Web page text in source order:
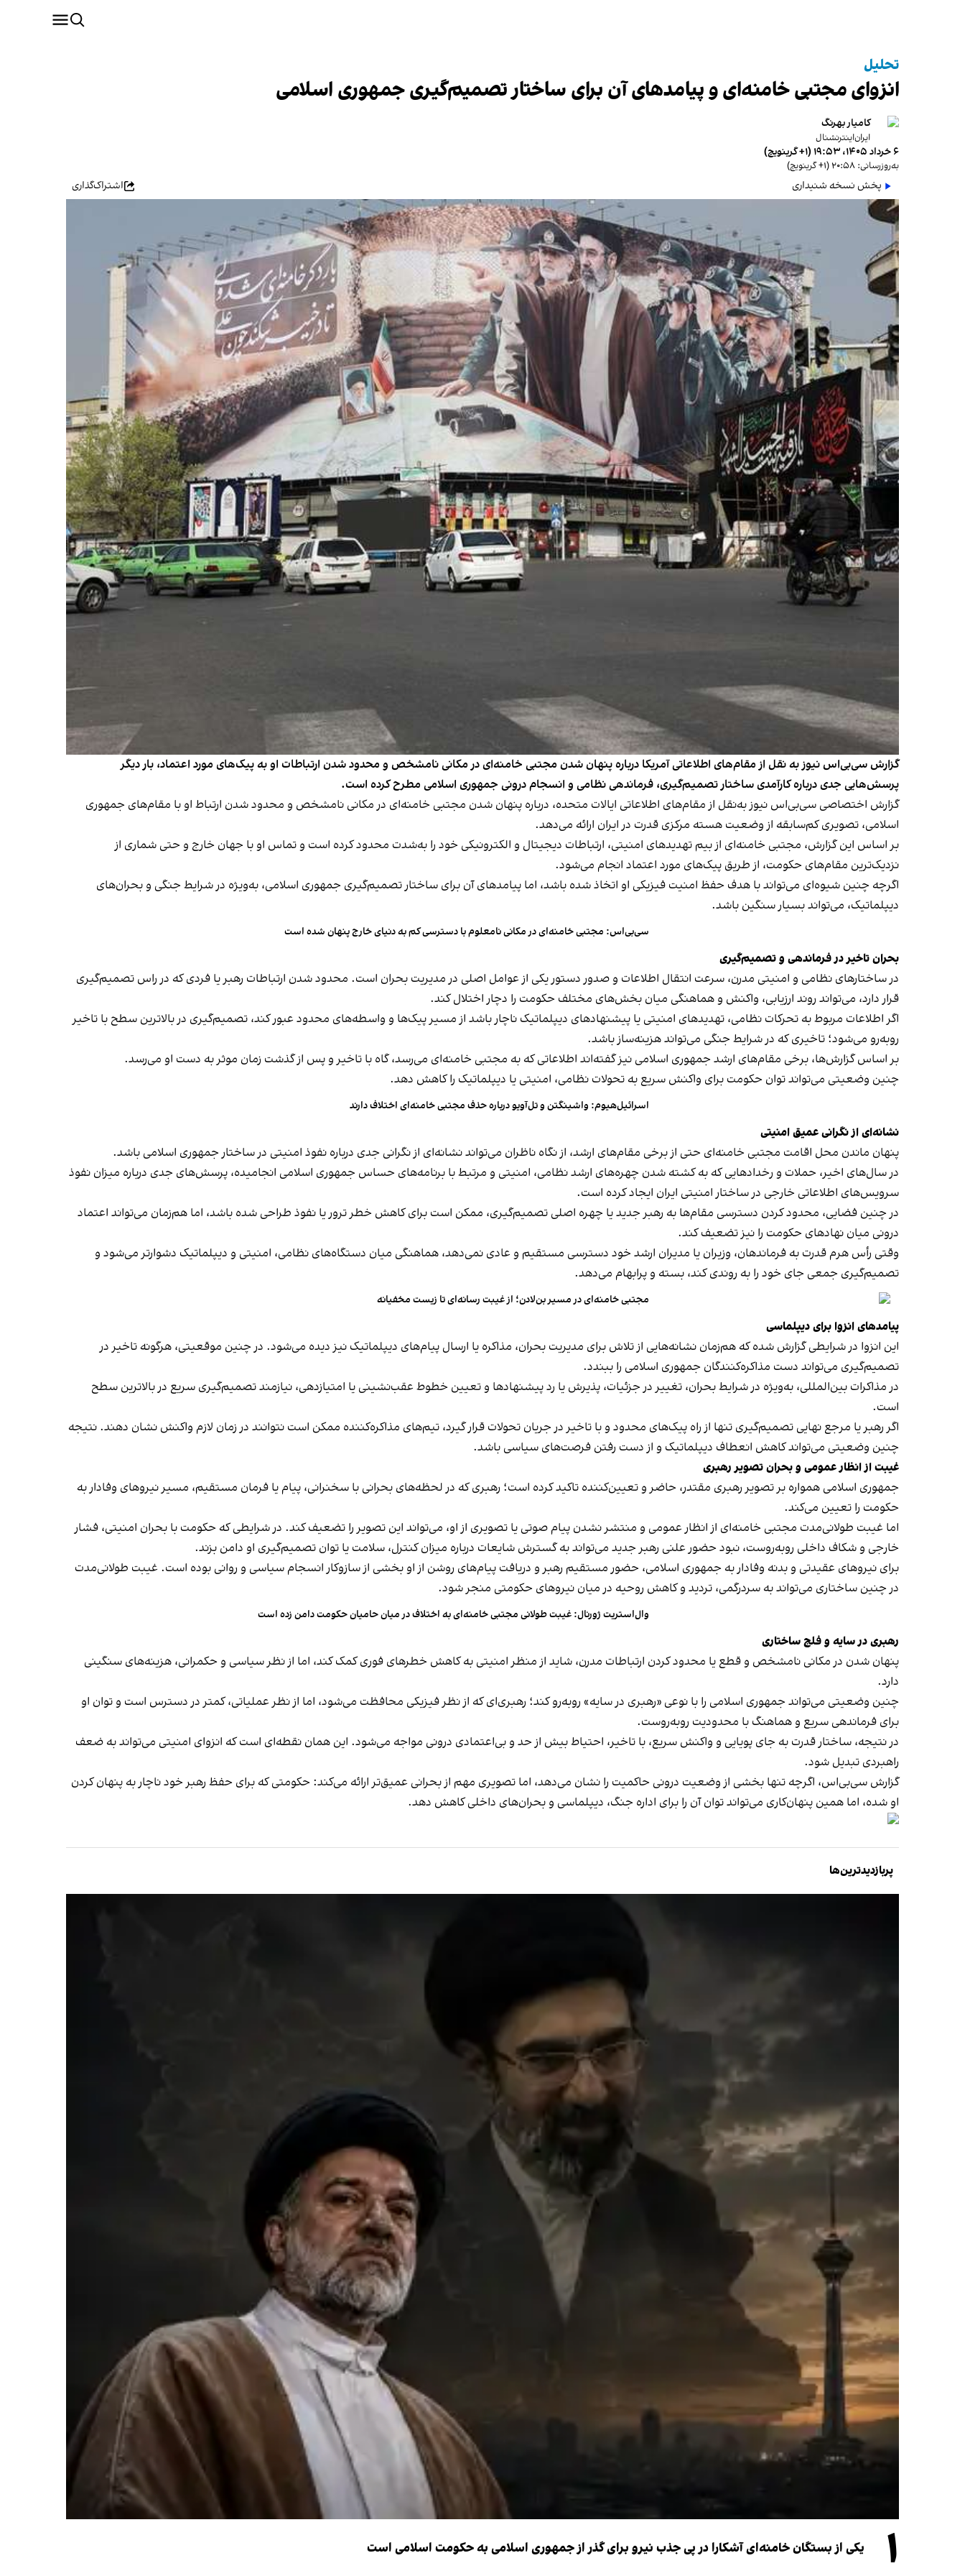
تحلیل
انزوای مجتبی خامنه‌ای و پیامدهای آن برای ساختار تصمیم‌گیری جمهوری اسلامی
کامیار بهرنگ
ایران‌اینترنشنال
۶ خرداد ۱۴۰۵، ۱۹:۵۳ (‎+۱ گرینویچ)
به‌روزرسانی: ۲۰:۵۸ (‎+۱ گرینویچ)
پخش نسخه شنیداری اشتراک‌گذاری
گزارش سی‌بی‌اس نیوز به نقل از مقام‌های اطلاعاتی آمریکا درباره پنهان شدن مجتبی خامنه‌ای در مکانی نامشخص و محدود شدن ارتباطات او به پیک‌های مورد اعتماد، بار دیگر
پرسش‌هایی جدی درباره کارآمدی ساختار تصمیم‌گیری، فرماندهی نظامی و انسجام درونی جمهوری اسلامی مطرح کرده است.
گزارش اختصاصی سی‌بی‌اس نیوز به‌نقل از مقام‌های اطلاعاتی ایالات متحده، درباره پنهان شدن مجتبی خامنه‌ای در مکانی نامشخص و محدود شدن ارتباط او با مقام‌های جمهوری
اسلامی، تصویری کم‌سابقه از وضعیت هسته مرکزی قدرت در ایران ارائه می‌دهد.
بر اساس این گزارش، مجتبی خامنه‌ای از بیم تهدیدهای امنیتی، ارتباطات دیجیتال و الکترونیکی خود را به‌شدت محدود کرده است و تماس او با جهان خارج و حتی شماری از
نزدیک‌ترین مقام‌های حکومت، از طریق پیک‌های مورد اعتماد انجام می‌شود.
اگرچه چنین شیوه‌ای می‌تواند با هدف حفظ امنیت فیزیکی او اتخاذ شده باشد، اما پیامدهای آن برای ساختار تصمیم‌گیری جمهوری اسلامی، به‌ویژه در شرایط جنگی و بحران‌های
دیپلماتیک، می‌تواند بسیار سنگین باشد.
سی‌بی‌اس: مجتبی خامنه‌ای در مکانی نامعلوم با دسترسی کم به دنیای خارج پنهان شده است
بحران تاخیر در فرماندهی و تصمیم‌گیری
در ساختارهای نظامی و امنیتی مدرن، سرعت انتقال اطلاعات و صدور دستور یکی از عوامل اصلی در مدیریت بحران است. محدود شدن ارتباطات رهبر یا فردی که در راس تصمیم‌گیری
قرار دارد، می‌تواند روند ارزیابی، واکنش و هماهنگی میان بخش‌های مختلف حکومت را دچار اختلال کند.
اگر اطلاعات مربوط به تحرکات نظامی، تهدیدهای امنیتی یا پیشنهادهای دیپلماتیک ناچار باشد از مسیر پیک‌ها و واسطه‌های محدود عبور کند، تصمیم‌گیری در بالاترین سطح با تاخیر
روبه‌رو می‌شود؛ تاخیری که در شرایط جنگی می‌تواند هزینه‌ساز باشد.
بر اساس گزارش‌ها، برخی مقام‌های ارشد جمهوری اسلامی نیز گفته‌اند اطلاعاتی که به مجتبی خامنه‌ای می‌رسد، گاه با تاخیر و پس از گذشت زمان موثر به دست او می‌رسد.
چنین وضعیتی می‌تواند توان حکومت برای واکنش سریع به تحولات نظامی، امنیتی یا دیپلماتیک را کاهش دهد.
اسرائیل‌هیوم: واشینگتن و تل‌آویو درباره حذف مجتبی خامنه‌ای اختلاف دارند
نشانه‌ای از نگرانی عمیق امنیتی
پنهان ماندن محل اقامت مجتبی خامنه‌ای حتی از برخی مقام‌های ارشد، از نگاه ناظران می‌تواند نشانه‌ای از نگرانی جدی درباره نفوذ امنیتی در ساختار جمهوری اسلامی باشد.
در سال‌های اخیر، حملات و رخدادهایی که به کشته شدن چهره‌های ارشد نظامی، امنیتی و مرتبط با برنامه‌های حساس جمهوری اسلامی انجامیده، پرسش‌های جدی درباره میزان نفوذ
سرویس‌های اطلاعاتی خارجی در ساختار امنیتی ایران ایجاد کرده است.
در چنین فضایی، محدود کردن دسترسی مقام‌ها به رهبر جدید یا چهره اصلی تصمیم‌گیری، ممکن است برای کاهش خطر ترور یا نفوذ طراحی شده باشد، اما هم‌زمان می‌تواند اعتماد
درونی میان نهادهای حکومت را نیز تضعیف کند.
وقتی رأس هرم قدرت به فرماندهان، وزیران یا مدیران ارشد خود دسترسی مستقیم و عادی نمی‌دهد، هماهنگی میان دستگاه‌های نظامی، امنیتی و دیپلماتیک دشوارتر می‌شود و
تصمیم‌گیری جمعی جای خود را به روندی کند، بسته و پرابهام می‌دهد.
مجتبی خامنه‌ای در مسیر بن‌لادن؛ از غیبت رسانه‌ای تا زیست مخفیانه
پیامدهای انزوا برای دیپلماسی
این انزوا در شرایطی گزارش شده که هم‌زمان نشانه‌هایی از تلاش برای مدیریت بحران، مذاکره یا ارسال پیام‌های دیپلماتیک نیز دیده می‌شود. در چنین موقعیتی، هرگونه تاخیر در
تصمیم‌گیری می‌تواند دست مذاکره‌کنندگان جمهوری اسلامی را ببندد.
در مذاکرات بین‌المللی، به‌ویژه در شرایط بحران، تغییر در جزئیات، پذیرش یا رد پیشنهادها و تعیین خطوط عقب‌نشینی یا امتیازدهی، نیازمند تصمیم‌گیری سریع در بالاترین سطح
است.
اگر رهبر یا مرجع نهایی تصمیم‌گیری تنها از راه پیک‌های محدود و با تاخیر در جریان تحولات قرار گیرد، تیم‌های مذاکره‌کننده ممکن است نتوانند در زمان لازم واکنش نشان دهند. نتیجه
چنین وضعیتی می‌تواند کاهش انعطاف دیپلماتیک و از دست رفتن فرصت‌های سیاسی باشد.
غیبت از انظار عمومی و بحران تصویر رهبری
جمهوری اسلامی همواره بر تصویر رهبری مقتدر، حاضر و تعیین‌کننده تاکید کرده است؛ رهبری که در لحظه‌های بحرانی با سخنرانی، پیام یا فرمان مستقیم، مسیر نیروهای وفادار به
حکومت را تعیین می‌کند.
اما غیبت طولانی‌مدت مجتبی خامنه‌ای از انظار عمومی و منتشر نشدن پیام صوتی یا تصویری از او، می‌تواند این تصویر را تضعیف کند. در شرایطی که حکومت با بحران امنیتی، فشار
خارجی و شکاف داخلی روبه‌روست، نبود حضور علنی رهبر جدید می‌تواند به گسترش شایعات درباره میزان کنترل، سلامت یا توان تصمیم‌گیری او دامن بزند.
برای نیروهای عقیدتی و بدنه وفادار به جمهوری اسلامی، حضور مستقیم رهبر و دریافت پیام‌های روشن از او بخشی از سازوکار انسجام سیاسی و روانی بوده است. غیبت طولانی‌مدت
در چنین ساختاری می‌تواند به سردرگمی، تردید و کاهش روحیه در میان نیروهای حکومتی منجر شود.
وال‌استریت ژورنال: غیبت طولانی مجتبی خامنه‌ای به اختلاف در میان حامیان حکومت دامن زده است
رهبری در سایه و فلج ساختاری
پنهان شدن در مکانی نامشخص و قطع یا محدود کردن ارتباطات مدرن، شاید از منظر امنیتی به کاهش خطرهای فوری کمک کند، اما از نظر سیاسی و حکمرانی، هزینه‌های سنگینی
دارد.
چنین وضعیتی می‌تواند جمهوری اسلامی را با نوعی «رهبری در سایه» روبه‌رو کند؛ رهبری‌ای که از نظر فیزیکی محافظت می‌شود، اما از نظر عملیاتی، کمتر در دسترس است و توان او
برای فرماندهی سریع و هماهنگ با محدودیت روبه‌روست.
در نتیجه، ساختار قدرت به جای پویایی و واکنش سریع، با تاخیر، احتیاط بیش از حد و بی‌اعتمادی درونی مواجه می‌شود. این همان نقطه‌ای است که انزوای امنیتی می‌تواند به ضعف
راهبردی تبدیل شود.
گزارش سی‌بی‌اس، اگرچه تنها بخشی از وضعیت درونی حاکمیت را نشان می‌دهد، اما تصویری مهم از بحرانی عمیق‌تر ارائه می‌کند: حکومتی که برای حفظ رهبر خود ناچار به پنهان کردن
او شده، اما همین پنهان‌کاری می‌تواند توان آن را برای اداره جنگ، دیپلماسی و بحران‌های داخلی کاهش دهد.
پربازدیدترین‌ها
۱ یکی از بستگان خامنه‌ای آشکارا در پی جذب نیرو برای گذر از جمهوری اسلامی به حکومت اسلامی است